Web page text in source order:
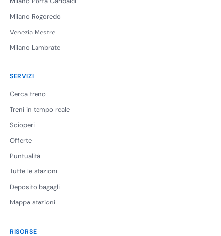
Milano Rogoredo
Venezia Mestre
Milano Lambrate
SERVIZI
Cerca treno
Treni in tempo reale
Scioperi
Offerte
Puntualità
Tutte le stazioni
Deposito bagagli
Mappa stazioni
RISORSE